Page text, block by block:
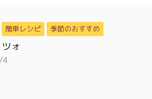
簡単レシピ 季節のおすすめ
ォ
4